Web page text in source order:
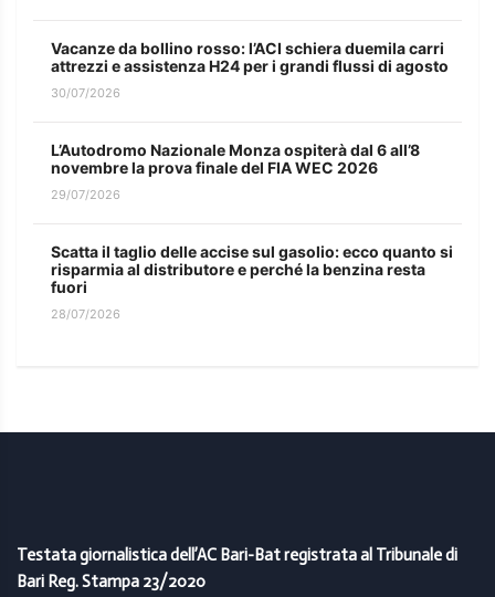
Vacanze da bollino rosso: l’ACI schiera duemila carri
attrezzi e assistenza H24 per i grandi flussi di agosto
30/07/2026
L’Autodromo Nazionale Monza ospiterà dal 6 all’8
novembre la prova finale del FIA WEC 2026
29/07/2026
Scatta il taglio delle accise sul gasolio: ecco quanto si
risparmia al distributore e perché la benzina resta
fuori
28/07/2026
Testata giornalistica dell’AC Bari-Bat registrata al Tribunale di
Bari Reg. Stampa 23/2020